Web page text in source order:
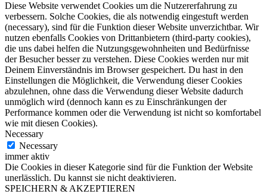
Diese Website verwendet Cookies um die Nutzererfahrung zu
verbessern. Solche Cookies, die als notwendig eingestuft werden
(necessary), sind für die Funktion dieser Website unverzichtbar. Wir
nutzen ebenfalls Cookies von Drittanbietern (third-party cookies),
die uns dabei helfen die Nutzungsgewohnheiten und Bedürfnisse
der Besucher besser zu verstehen. Diese Cookies werden nur mit
Deinem Einverständnis im Browser gespeichert. Du hast in den
Einstellungen die Möglichkeit, die Verwendung dieser Cookies
abzulehnen, ohne dass die Verwendung dieser Website dadurch
unmöglich wird (dennoch kann es zu Einschränkungen der
Performance kommen oder die Verwendung ist nicht so komfortabel
wie mit diesen Cookies).
Necessary
Necessary
immer aktiv
Die Cookies in dieser Kategorie sind für die Funktion der Website
unerlässlich. Du kannst sie nicht deaktivieren.
SPEICHERN & AKZEPTIEREN